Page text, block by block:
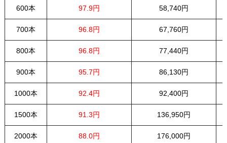
600本 97.9円 58,740円
700本 96.8円 67,760円
800本 96.8円 77,440円
900本 95.7円 86,130円
1000本 92.4円 92,400円
1500本 91.3円 136,950円
2000本 88.0円 176,000円